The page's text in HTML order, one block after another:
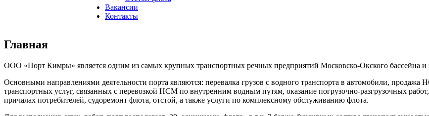
Вакансии
Контакты
Главная
ООО «Порт Кимры» является одним из самых крупных транспортных речных предприятий Московско-Окского бассейна и
Основными направлениями деятельности порта являются: перевалка грузов с водного транспорта в автомобили, продажа
транспортных услуг, связанных с перевозкой НСМ по внутренним водным путям, оказание погрузочно-разгрузочных
причалах потребителей, судоремонт флота, отстой, а также услуги по комплексному обслуживанию флота.